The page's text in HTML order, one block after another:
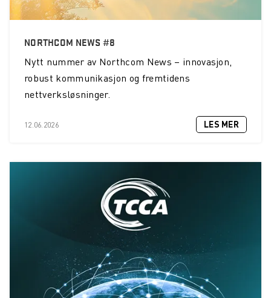
NORTHCOM NEWS #8
Nytt nummer av Northcom News – innovasjon,
robust kommunikasjon og fremtidens
nettverksløsninger.
12.06.2026 LES MER